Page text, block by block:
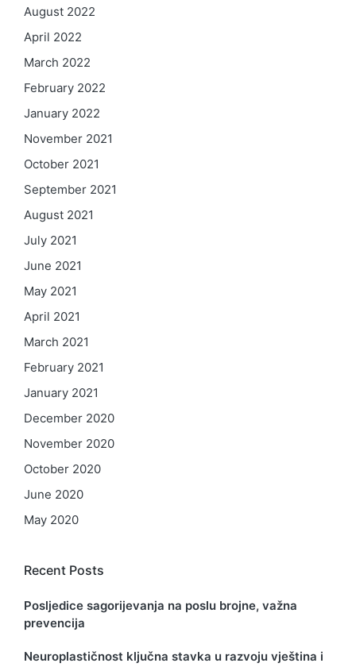
August 2022
April 2022
March 2022
February 2022
January 2022
November 2021
October 2021
September 2021
August 2021
July 2021
June 2021
May 2021
April 2021
March 2021
February 2021
January 2021
December 2020
November 2020
October 2020
June 2020
May 2020
Recent Posts
Posljedice sagorijevanja na poslu brojne, važna
prevencija
Neuroplastičnost ključna stavka u razvoju vještina i